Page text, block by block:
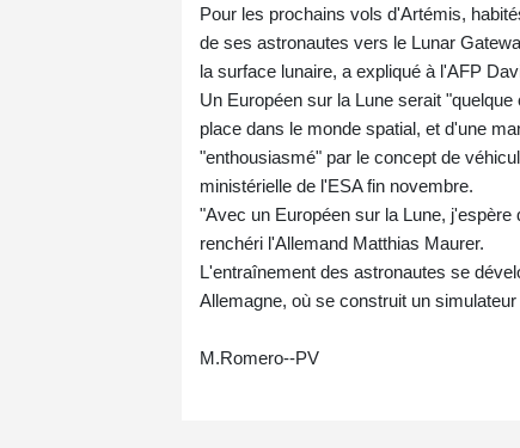
Pour les prochains vols d'Artémis,
de ses astronautes vers le Lunar
la surface lunaire, a expliqué à l'AFP
Un Européen sur la Lune serait
place dans le monde spatial, et d'une
"enthousiasmé" par le concept de
ministérielle de l'ESA fin novembre.
"Avec un Européen sur la Lune, j'espère
renchéri l'Allemand Matthias Maurer.
L'entraînement des astronautes se
Allemagne, où se construit un
M.Romero--PV